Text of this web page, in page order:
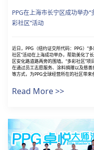
PPG在上海市长宁区成功举办“
彩社区”活动
近日，PPG（纽约证交所代码：PPG）“
社区”活动在上海成功举办，帮助美化了
区安化路道路两旁的围墙。“多彩社区”项
在通过员工志愿服务、涂料捐赠以及慈善
等方式，为PPG全球经营所在的社区带来
汽车修补漆工厂。 P...
Read More >>